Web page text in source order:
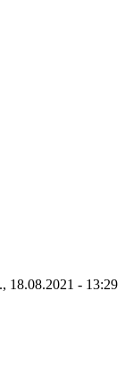
18.08.2021 - 13:29